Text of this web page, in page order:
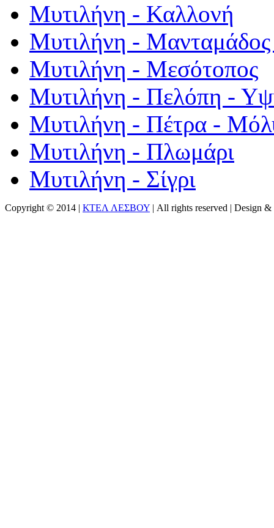
Μυτιλήνη - Καλλονή
Μυτιλήνη - Μανταμάδος
Μυτιλήνη - Μεσότοπος
Μυτιλήνη - Πελόπη -
Μυτιλήνη - Πέτρα -
Μυτιλήνη - Πλωμάρι
Μυτιλήνη - Σίγρι
Copyright © 2014 | ΚΤΕΛ ΛΕΣΒΟΥ | All rights reserved | Design &